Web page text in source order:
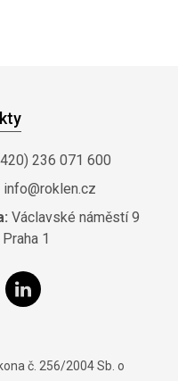
236 071 600
info@roklen.cz
Václavské náměstí 9
1
č. 256/2004 Sb. o